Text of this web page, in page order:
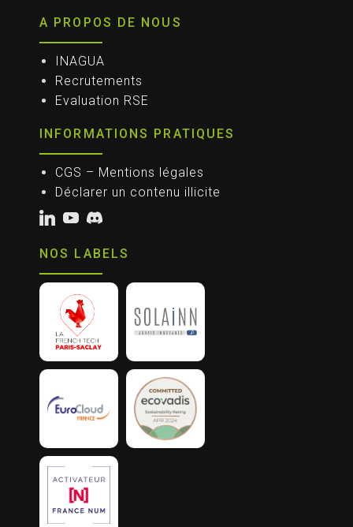
A PROPOS DE NOUS
INAGUA
Recrutements
Evaluation RSE
INFORMATIONS PRATIQUES
CGS – Mentions légales
Déclarer un contenu illicite
NOS LABELS